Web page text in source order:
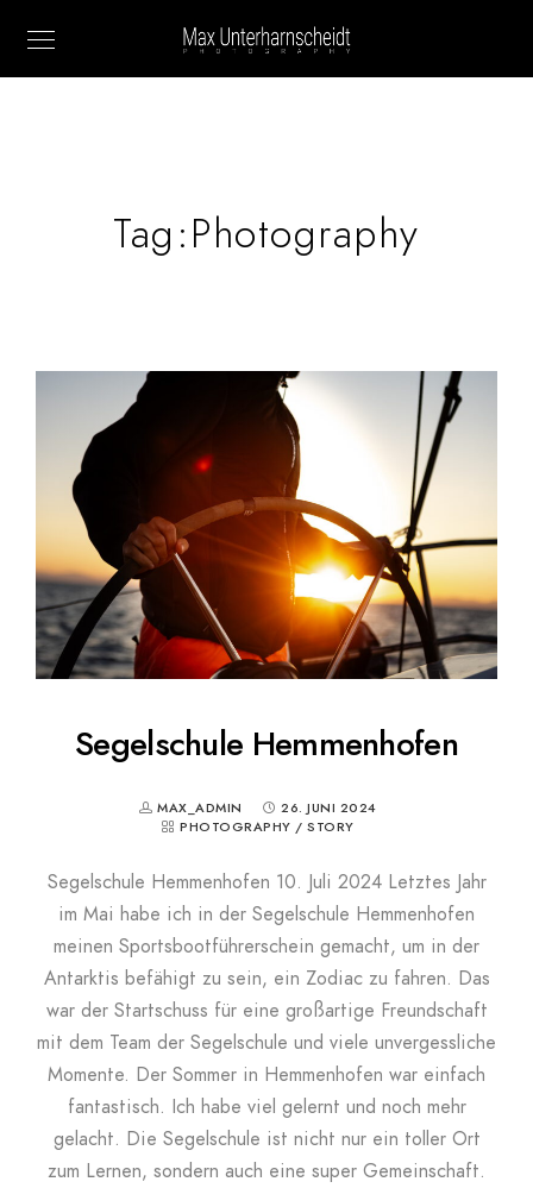
Tag:Photography
Segelschule Hemmenhofen
MAX_ADMIN
26. JUNI 2024
PHOTOGRAPHY /STORY
Segelschule Hemmenhofen 10. Juli 2024 Letztes Jahr
im Mai habe ich in der Segelschule Hemmenhofen
meinen Sportsbootführerschein gemacht, um in der
Antarktis befähigt zu sein, ein Zodiac zu fahren. Das
war der Startschuss für eine großartige Freundschaft
mit dem Team der Segelschule und viele unvergessliche
Momente. Der Sommer in Hemmenhofen war einfach
fantastisch. Ich habe viel gelernt und noch mehr
gelacht. Die Segelschule ist nicht nur ein toller Ort
zum Lernen, sondern auch eine super Gemeinschaft.